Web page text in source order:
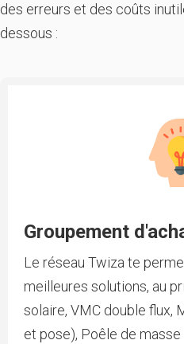
des erreurs et des coûts
dessous :
Groupement
Le réseau Twiza te
meilleures solutions, au
solaire, VMC double flux,
et pose), Poêle de masse ...